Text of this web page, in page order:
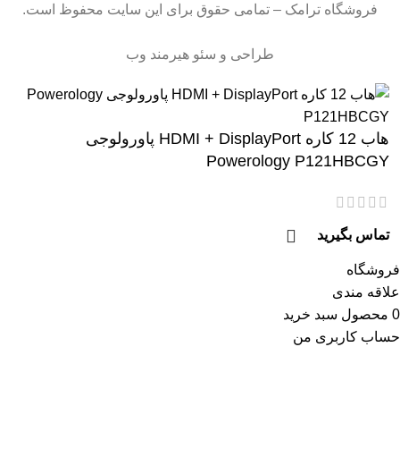
فروشگاه ترامک – تمامی حقوق برای این سایت محفوظ است.
طراحی و سئو هیرمند وب
هاب 12 کاره HDMI + DisplayPort پاورولوجی
Powerology P121HBCGY
تماس بگیرید
فروشگاه
علاقه مندی
0 محصول سبد خرید
حساب کاربری من